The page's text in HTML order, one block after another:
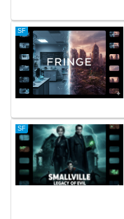
SF
SF